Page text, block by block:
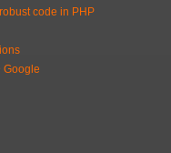
code in PHP
Google